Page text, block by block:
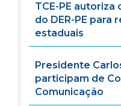
TCE-PE
do DER-PE para
estaduais
Presidente
participam de
Comunicação